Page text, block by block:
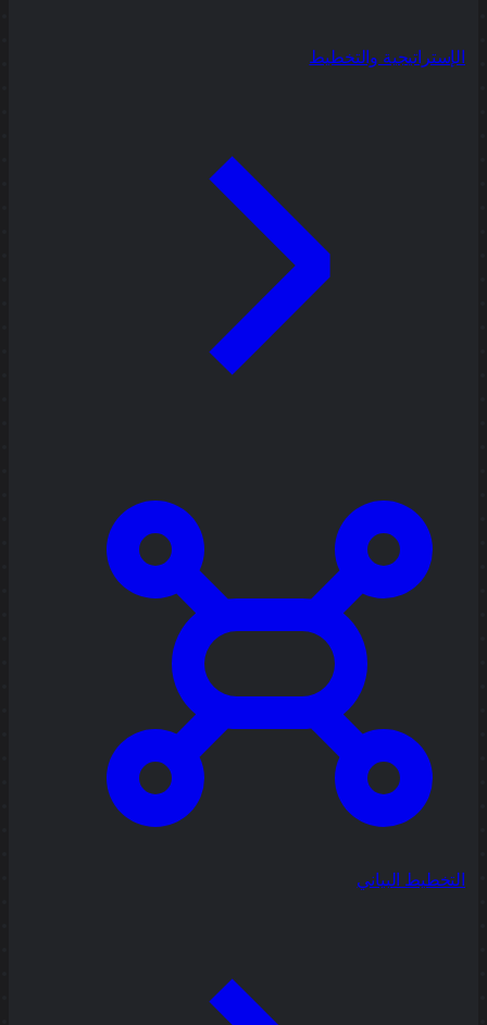
الإستراتيجية والتخطيط
التخطيط البياني